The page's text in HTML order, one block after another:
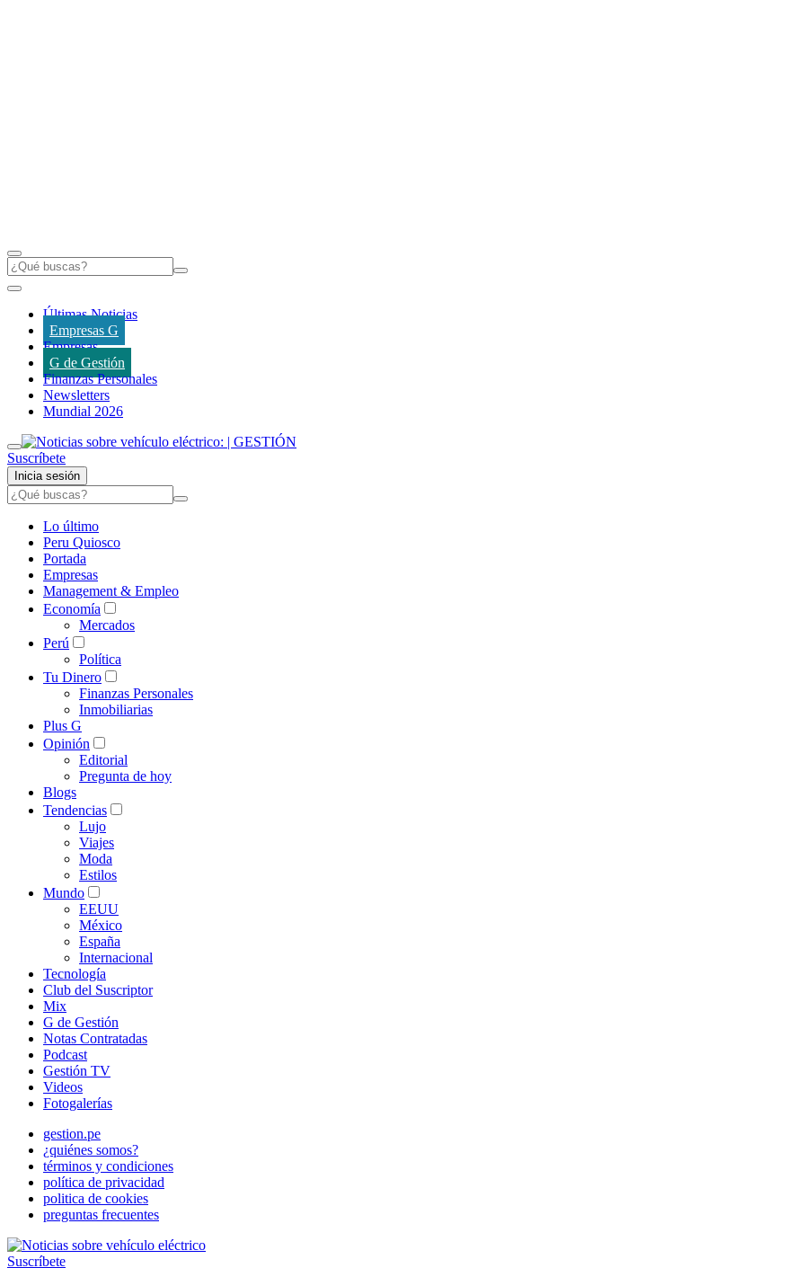
Últimas Noticias
Empresas G
Empresas
G de Gestión
Finanzas Personales
Newsletters
Mundial 2026
Suscríbete
Inicia sesión
Lo último
Peru Quiosco
Portada
Empresas
Management & Empleo
Economía
Mercados
Perú
Política
Tu Dinero
Finanzas Personales
Inmobiliarias
Plus G
Opinión
Editorial
Pregunta de hoy
Blogs
Tendencias
Lujo
Viajes
Moda
Estilos
Mundo
EEUU
México
España
Internacional
Tecnología
Club del Suscriptor
Mix
G de Gestión
Notas Contratadas
Podcast
Gestión TV
Videos
Fotogalerías
gestion.pe
¿quiénes somos?
términos y condiciones
política de privacidad
politica de cookies
preguntas frecuentes
Suscríbete